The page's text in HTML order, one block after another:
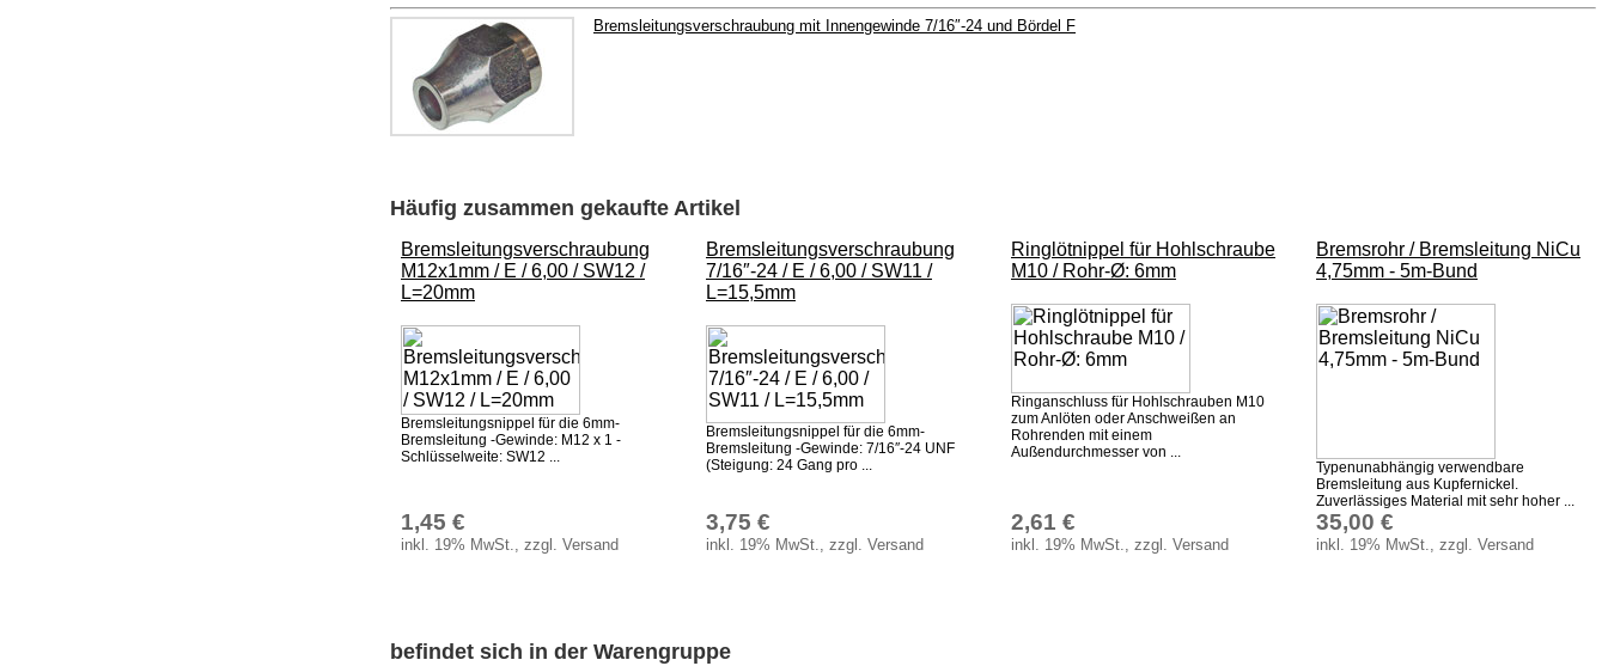
Bremsleitungsverschraubung mit Innengewinde 7/16″-24 und Bördel F
Häufig zusammen gekaufte Artikel
Bremsleitungsverschraubung
M12x1mm / E / 6,00 / SW12 /
L=20mm
Bremsleitungsnippel für die 6mm-
Bremsleitung -Gewinde: M12 x 1 -
Schlüsselweite: SW12 ...
1,45 €
inkl. 19% MwSt., zzgl. Versand
Bremsleitungsverschraubung
7/16″-24 / E / 6,00 / SW11 /
L=15,5mm
Bremsleitungsnippel für die 6mm-
Bremsleitung -Gewinde: 7/16″-24 UNF
(Steigung: 24 Gang pro ...
3,75 €
inkl. 19% MwSt., zzgl. Versand
Ringlötnippel für Hohlschraube
M10 / Rohr-Ø: 6mm
Ringanschluss für Hohlschrauben M10
zum Anlöten oder Anschweißen an
Rohrenden mit einem
Außendurchmesser von ...
2,61 €
inkl. 19% MwSt., zzgl. Versand
Bremsrohr / Bremsleitung NiCu
4,75mm - 5m-Bund
Typenunabhängig verwendbare
Bremsleitung aus Kupfernickel.
Zuverlässiges Material mit sehr hoher ...
35,00 €
inkl. 19% MwSt., zzgl. Versand
befindet sich in der Warengruppe